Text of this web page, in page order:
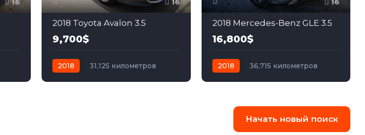
2018 Toyota Avalon 3.5
9,700$
2018
31,125 километров
2018 Mercedes-Benz GLE 3.5
16,800$
2018
36,715 километров
Начать новый поиск